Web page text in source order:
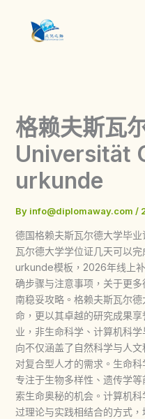
content
格赖夫斯瓦
Universität
urkunde
By info@diplomaway.com /
德国格赖夫斯瓦尔德大学毕
瓦尔德大学学位证几天可以
urkunde模板，2026年线上
确步骤与注意事项，关于更
南稳妥攻略。格赖夫斯瓦尔
命，更以其卓越的研究成果
业，非生命科学、计算机科
向不仅涵盖了自然科学与人
对复合型人才的需求。生命
专注于生物多样性、遗传学
索生命奥秘的机会。计算机
过理论与实践相结合的方式